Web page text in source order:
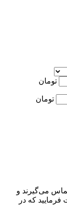
تومان
تومان
می‌گیرند و
که در